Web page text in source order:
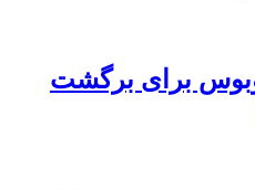
برای برگشت